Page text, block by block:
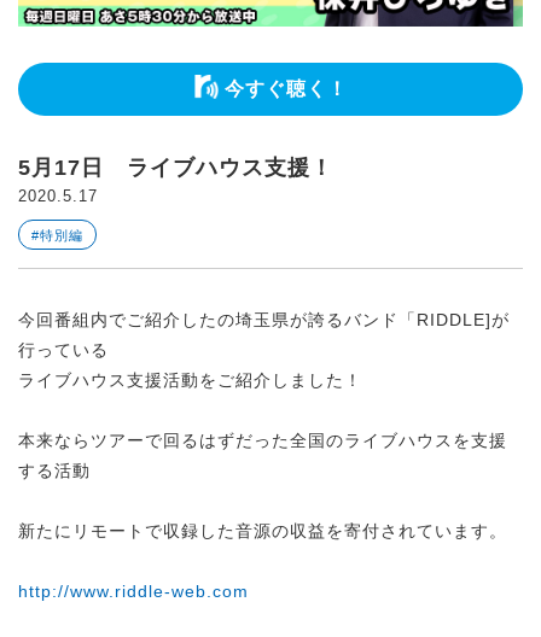
今すぐ聴く！
5月17日 ライブハウス支援！
2020.5.17
#特別編
今回番組内でご紹介したの埼玉県が誇るバンド「RIDDLE]が
行っている
ライブハウス支援活動をご紹介しました！
本来ならツアーで回るはずだった全国のライブハウスを支援
する活動
新たにリモートで収録した音源の収益を寄付されています。
http://www.riddle-web.com